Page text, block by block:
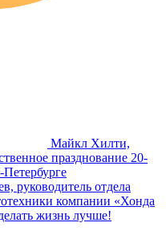
Майкл Хилти,
празднование 20-
руководитель отдела
компании «Хонда
жизнь лучше!